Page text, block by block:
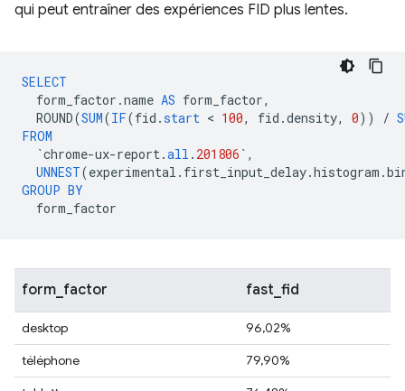
qui peut entraîner des expériences FID plus lentes.
SELECT
form_factor .name AS form_factor,
ROUND(SUM(IF(fid .start < 100, fid .density, 0)) /
FROM
`chrome-ux-report.all . 201806 ` ,
UNNEST(experimental . first_input_delay.histogram .
GROUP BY
form_factor
form_factor fast_fid
desktop
96,02%
téléphone
79,90%